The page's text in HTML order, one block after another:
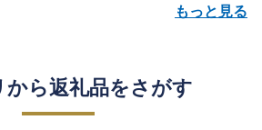
もっと見る
から返礼品をさがす